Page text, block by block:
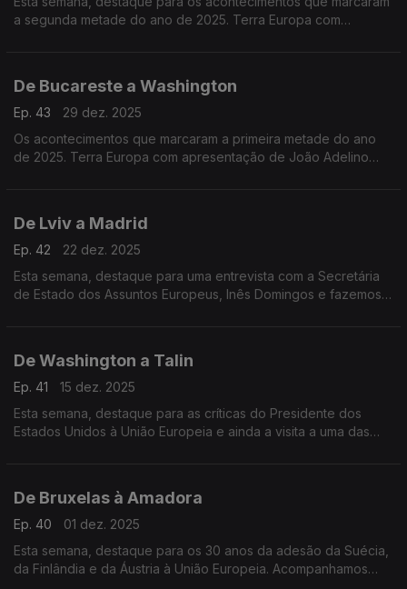
a segunda metade do ano de 2025. Terra Europa com
De Bucareste a Washington
Ep. 43
29 dez. 2025
Os acontecimentos que marcaram a primeira metade do ano
de 2025. Terra Europa com apresentação de João Adelino
De Lviv a Madrid
Ep. 42
22 dez. 2025
Esta semana, destaque para uma entrevista com a Secretária
de Estado dos Assuntos Europeus, Inês Domingos e fazemos
De Washington a Talin
Ep. 41
15 dez. 2025
Esta semana, destaque para as críticas do Presidente dos
Estados Unidos à União Europeia e ainda a visita a uma das
De Bruxelas à Amadora
Ep. 40
01 dez. 2025
Esta semana, destaque para os 30 anos da adesão da Suécia,
da Finlândia e da Áustria à União Europeia. Acompanhamos